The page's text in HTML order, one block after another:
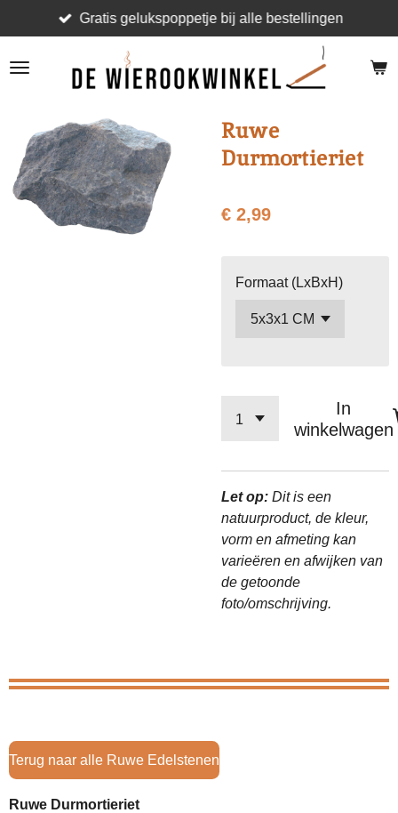
direct
naar
Gratis gelukspoppetje bij alle bestellingen
Ruwe
Durmortieriet
€ 2,99
Formaat (LxBxH)
In
winkelwagen
Let op: Dit is een
natuurproduct, de kleur,
vorm en afmeting kan
varieëren en afwijken van
de getoonde
foto/omschrijving.
Terug naar alle Ruwe Edelstenen
Ruwe Durmortieriet